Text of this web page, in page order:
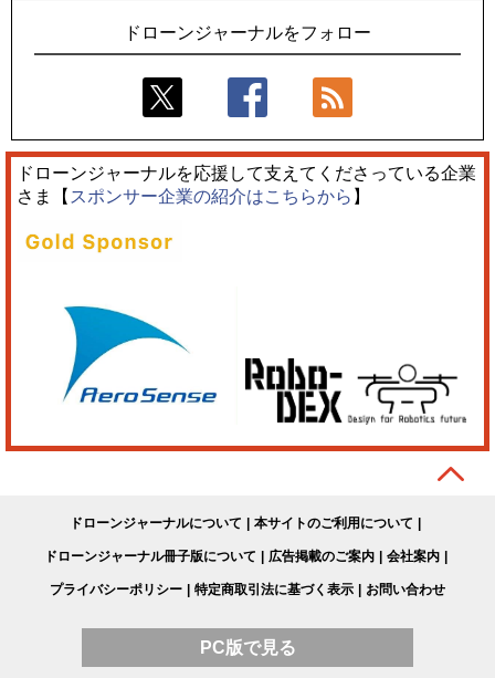
ドローンジャーナルをフォロー
ドローンジャーナルを応援して支えてくださっている企業
さま【 スポンサー企業の紹介はこちらから 】
ドローンジャーナルについて 本サイトのご利用について
ドローンジャーナル冊子版について 広告掲載のご案内 会社案内
プライバシーポリシー 特定商取引法に基づく表示 お問い合わせ
PC版で見る